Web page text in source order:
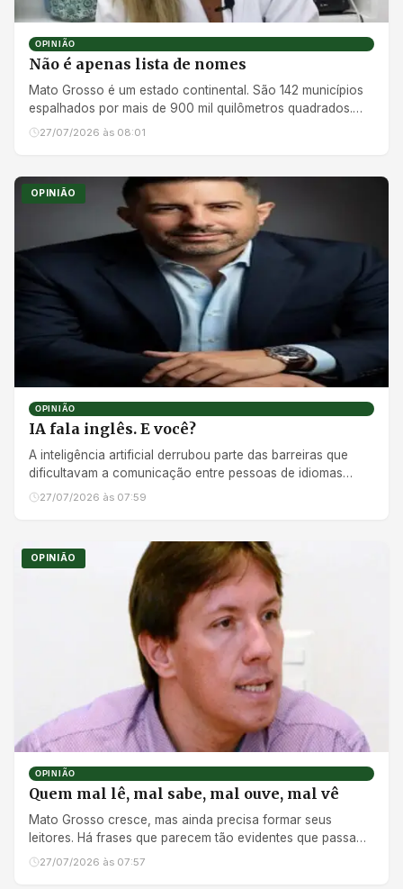
OPINIÃO
Não é apenas lista de nomes
Mato Grosso é um estado continental. São 142 municípios
espalhados por mais de 900 mil quilômetros quadrados.
Mas nenhum...
27/07/2026 às 08:01
OPINIÃO
OPINIÃO
IA fala inglês. E você?
A inteligência artificial derrubou parte das barreiras que
dificultavam a comunicação entre pessoas de idiomas
diferente...
27/07/2026 às 07:59
OPINIÃO
OPINIÃO
Quem mal lê, mal sabe, mal ouve, mal vê
Mato Grosso cresce, mas ainda precisa formar seus
leitores. Há frases que parecem tão evidentes que passam
despercebi...
27/07/2026 às 07:57